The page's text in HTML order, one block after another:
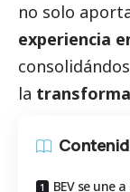
no solo
experiencia
la
BEV se une